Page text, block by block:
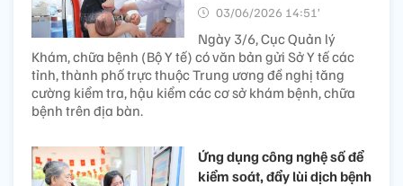
03/06/2026 14:51’
Ngày 3/6, Cục Quản lý
Khám, chữa bệnh (Bộ Y tế) có văn bản gửi Sở Y tế các
tỉnh, thành phố trực thuộc Trung ương đề nghị tăng
cường kiểm tra, hậu kiểm các cơ sở khám bệnh, chữa
bệnh trên địa bàn.
Ứng dụng công nghệ số để
kiểm soát, đẩy lùi dịch bệnh